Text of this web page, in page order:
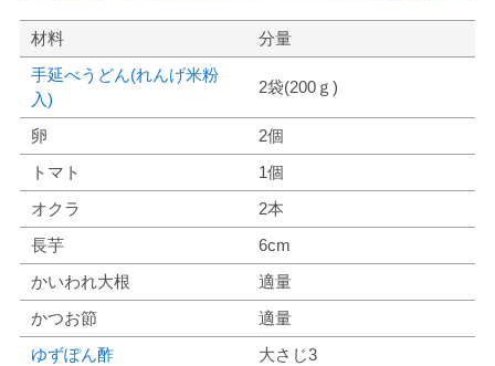
材料
分量
手延べうどん(れんげ米粉
入)
2袋(200ｇ)
卵
2個
トマト
1個
オクラ
2本
長芋
6cm
かいわれ大根
適量
かつお節
適量
ゆずぽん酢
大さじ3